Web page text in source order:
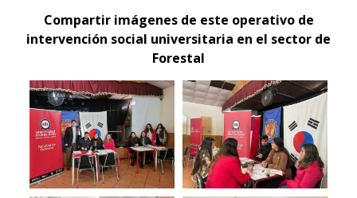
Compartir imágenes de este operativo de
intervención social universitaria en el sector de
Forestal